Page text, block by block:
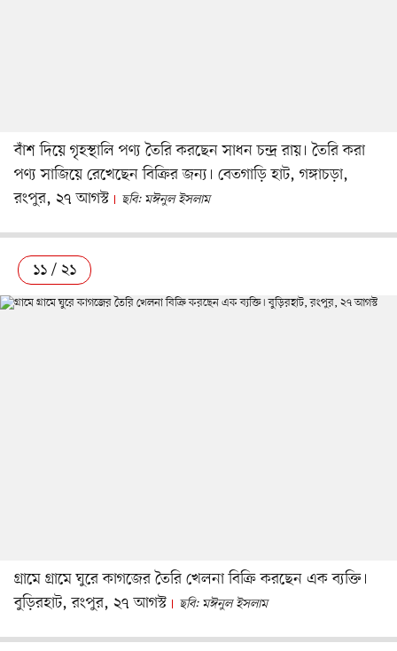
বাঁশ দিয়ে গৃহস্থালি পণ্য তৈরি করছেন সাধন চন্দ্র রায়। তৈরি করা
পণ্য সাজিয়ে রেখেছেন বিক্রির জন্য। বেতগাড়ি হাট, গঙ্গাচড়া,
রংপুর, ২৭ আগস্ট
ছবি: মঈনুল ইসলাম
১১ / ২১
গ্রামে গ্রামে ঘুরে কাগজের তৈরি খেলনা বিক্রি করছেন এক ব্যক্তি।
বুড়িরহাট, রংপুর, ২৭ আগস্ট
ছবি: মঈনুল ইসলাম